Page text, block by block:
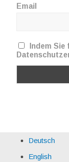
Email
Indem
Deutsch
English